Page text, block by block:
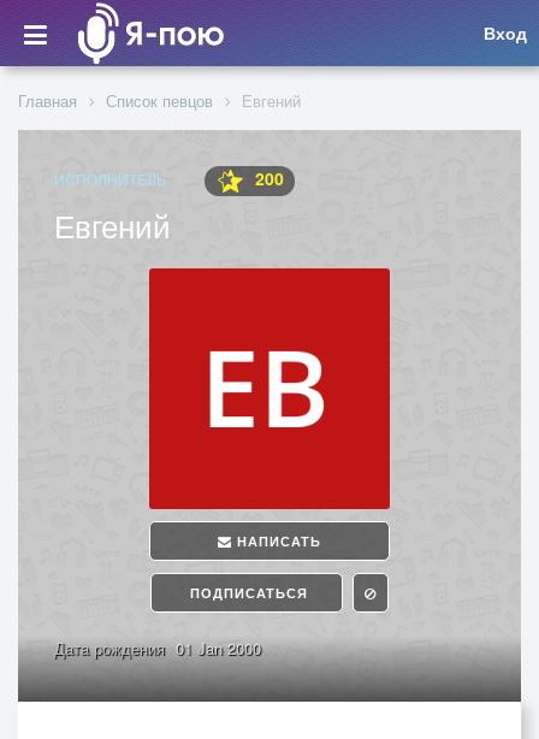
Вход
Главная Список певцов Евгений
ИСПОЛНИТЕЛЬ 200
Евгений
НАПИСАТЬ
ПОДПИСАТЬСЯ
Дата рождения 01 Jan 2000